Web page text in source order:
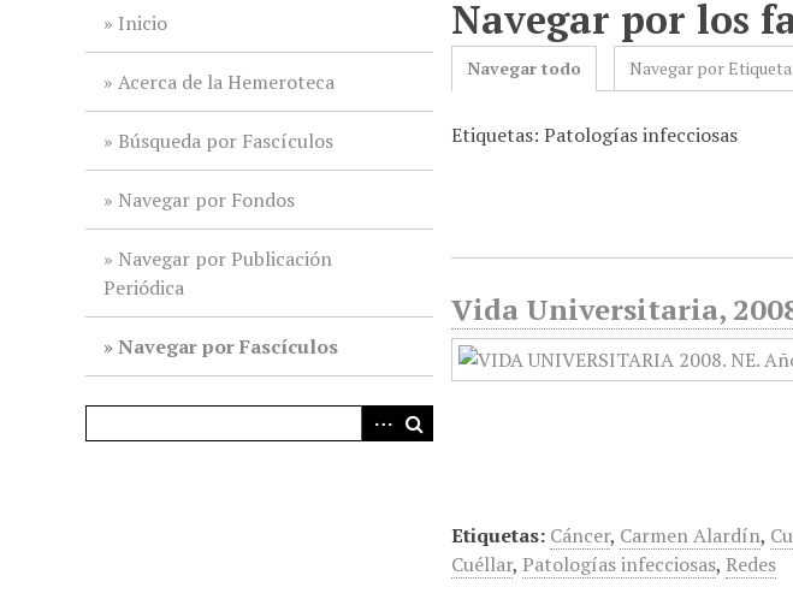
Inicio
Acerca de la Hemeroteca
Búsqueda por Fascículos
Navegar por Fondos
Navegar por Publicación
Periódica
Navegar por Fascículos
Navegar por los
Navegar todo Navegar por Etiqueta
Etiquetas: Patologías infecciosas
Vida Universitaria,
Etiquetas: Cáncer, Carmen Alardín,
Cuéllar, Patologías infecciosas, Redes